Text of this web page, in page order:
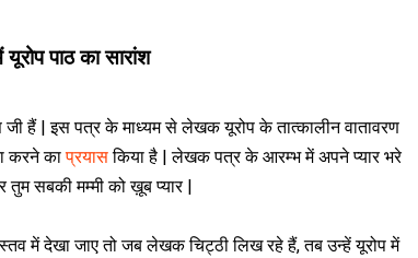
यूरोप पाठ का सारांश
जी हैं | इस पत्र के माध्यम से लेखक यूरोप के तात्कालीन वातावरण
करने काप्रयासकिया है | लेखक पत्र के आरम्भ में अपने प्यार भरे
सबकी मम्मी को ख़ूब प्यार |
में देखा जाए तो जब लेखक चिट्ठी लिख रहे हैं, तबउन्हें यूरोप में